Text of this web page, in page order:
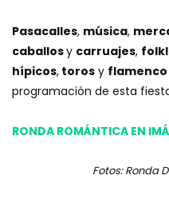
Pasacalles, música,
caballosy carruajes,
hípicos, toros y flamenco
programación de esta
RONDA ROMÁNTICA EN
Fotos: Ronda